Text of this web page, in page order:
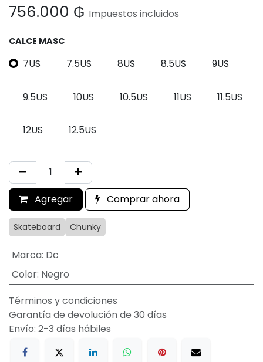
756.000 ₲ Impuestos incluidos
CALCE MASC
7US 7.5US 8US 8.5US 9US
9.5US 10US 10.5US 11US 11.5US
12US 12.5US
Agregar Comprar ahora
Skateboard Chunky
Marca: Dc
Color: Negro
Términos y condiciones
Garantía de devolución de 30 días
Envío: 2-3 días hábiles